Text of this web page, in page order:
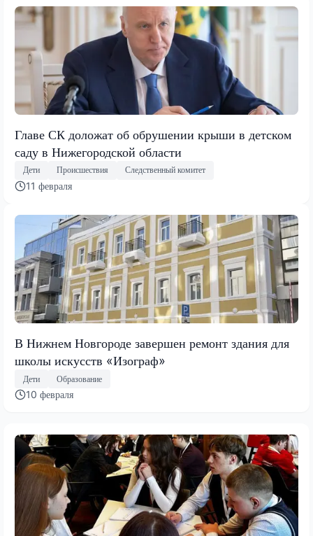
Главе СК доложат об обрушении крыши в детском
саду в Нижегородской области
Дети Происшествия Следственный комитет
11 февраля
В Нижнем Новгороде завершен ремонт здания для
школы искусств «Изограф»
Дети Образование
10 февраля